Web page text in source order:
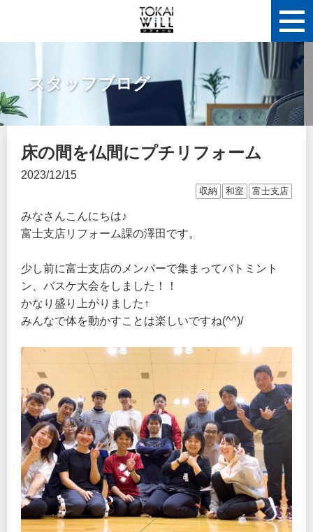
スタッフブログ
床の間を仏間にプチリフォーム
2023/12/15
収納 和室 富士支店
みなさんこんにちは♪
富士支店リフォーム課の澤田です。
少し前に富士支店のメンバーで集まってバトミント
ン、バスケ大会をしました！！
かなり盛り上がりました↑
みんなで体を動かすことは楽しいですね(^^)/